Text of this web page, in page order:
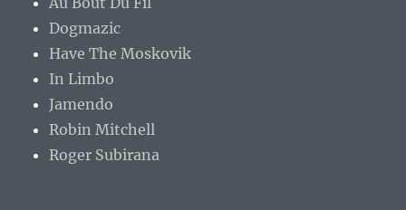
Dogmazic
Have The Moskovik
In Limbo
Jamendo
Robin Mitchell
Roger Subirana